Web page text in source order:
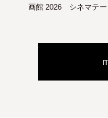
画館 2026 シネマテー